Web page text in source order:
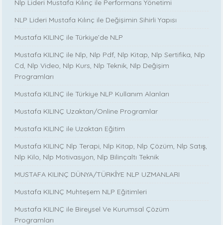
Nlp Lideri Mustafa Kılınç ile Performans Yönetimi
NLP Lideri Mustafa Kılınç ile Değişimin Sihirli Yapısı
Mustafa KILINÇ ile Türkiye’de NLP
Mustafa KILINÇ ile Nlp, Nlp Pdf, Nlp Kitap, Nlp Sertifika, Nlp
Cd, Nlp Video, Nlp Kurs, Nlp Teknik, Nlp Değişim
Programları
Mustafa KILINÇ ile Türkiye NLP Kullanım Alanları
Mustafa KILINÇ Uzaktan/Online Programlar
Mustafa KILINÇ ile Uzaktan Eğitim
Mustafa KILINÇ Nlp Terapi, Nlp Kitap, Nlp Çözüm, Nlp Satış,
Nlp Kilo, Nlp Motivasyon, Nlp Bilinçaltı Teknik
MUSTAFA KILINÇ DÜNYA/TÜRKİYE NLP UZMANLARI
Mustafa KILINÇ Muhteşem NLP Eğitimleri
Mustafa KILINÇ ile Bireysel Ve Kurumsal Çözüm
Programları